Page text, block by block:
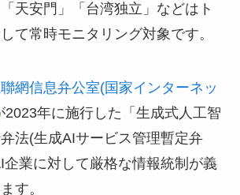
天安門」「台湾独立」などはト
て常時モニタリング対象です。
網信息弁公室(国家インターネッ
2023年に施行した「生成式人工智
法(生成AIサービス管理暫定弁
業に対して厳格な情報統制が義
す。